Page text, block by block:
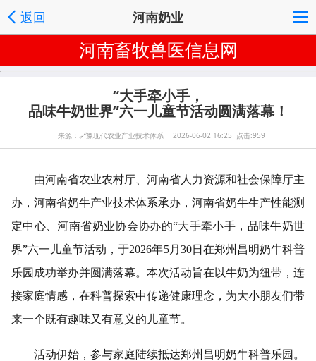
返回 河南奶业
河南畜牧兽医信息网
“大手牵小手，
品味牛奶世界”六一儿童节活动圆满落幕！
来源： 🔗豫现代农业产业技术体系 2026-06-02 16:25 点击:959
由河南省农业农村厅、河南省人力资源和社会保障厅主
办，河南省奶牛产业技术体系承办，河南省奶牛生产性能测
定中心、河南省奶业协会协办的“大手牵小手，品味牛奶世
界”六一儿童节活动，于2026年5月30日在郑州昌明奶牛科普
乐园成功举办并圆满落幕。本次活动旨在以牛奶为纽带，连
接家庭情感，在科普探索中传递健康理念，为大小朋友们带
来一个既有趣味又有意义的儿童节。
活动伊始，参与家庭陆续抵达郑州昌明奶牛科普乐园。